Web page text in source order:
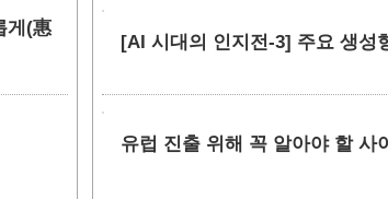
게(惠
[AI 시대의 인지전-3] 주요 생성
유럽 진출 위해 꼭 알아야 할 사